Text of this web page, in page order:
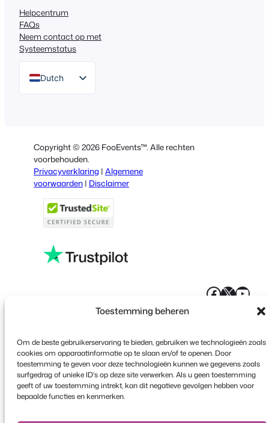
Toestemming beheren
Om de beste gebruikerservaring te bieden, gebruiken we technologieën zoals
cookies om apparaatinformatie op te slaan en/of te openen. Door
toestemming te geven voor deze technologieën kunnen we gegevens zoals
surfgedrag of unieke ID's op deze site verwerken. Als u geen toestemming
geeft of uw toestemming intrekt, kan dit negatieve gevolgen hebben voor
bepaalde functies en kenmerken.
Helpcentrum
FAQs
Neem contact op met
Systeemstatus
Dutch
Italian
Portuguese
French
Polish
Copyright © 2026 FooEvents™. Alle rechten
voorbehouden.
Privacyverklaring | Algemene
voorwaarden | Disclaimer
X